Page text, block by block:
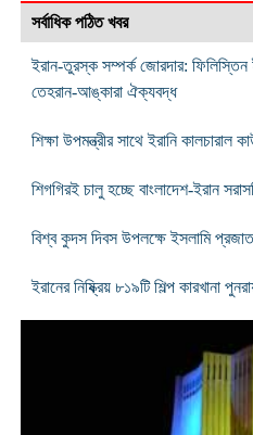
সর্বাধিক পঠিত খবর
ইরান-তুরস্ক সম্পর্ক জোরদার: ফিলিস্তিন
তেহরান-আঙ্কারা ঐক্যবদ্ধ
শিক্ষা উপমন্ত্রীর সাথে ইরানি কালচারাল
শিগগিরই চালু হচ্ছে বাংলাদেশ-ইরান
বিশ্ব কুদস দিবস উপলক্ষে ইসলামি
ইরানের নিষ্ক্রিয় ৮১৯টি শিল্প কারখানা